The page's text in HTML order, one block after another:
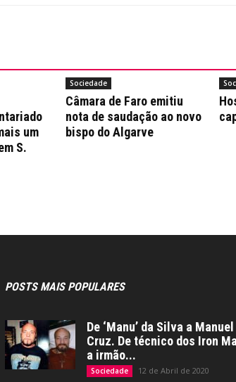
um
S.
Sociedade
Câmara de Faro emitiu
nota de saudação ao novo
bispo do Algarve
POSTS MAIS POPULARES
De ‘Manu’ da Silva a
Cruz. De técnico dos Iron
a irmão...
Sociedade 12 de Abril de 2020